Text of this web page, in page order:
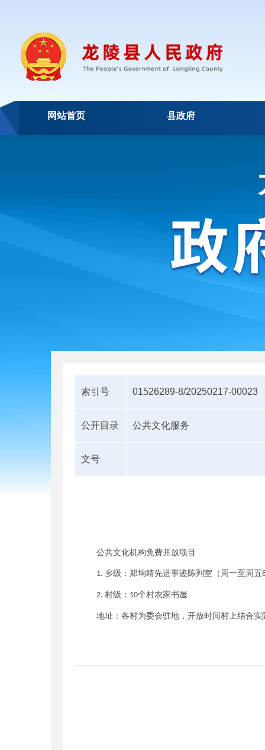
网站首页 县政府
索引号 01526289-8/20250217-00023
公开目录 公共文化服务
文号
公共文化机构免费开放项目
1. 乡级：郑垧靖先进事迹陈列室 （周一至周五
2.村级： 10个村农家书屋
地址：各村为委会驻地，开放时间村上结合实